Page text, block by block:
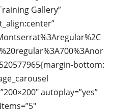
Gallery”
bottom:
autoplay=”yes”